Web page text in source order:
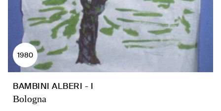
1980
BAMBINI ALBERI - I
Bologna